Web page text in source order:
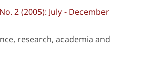
2 (2005): July - December
research, academia and